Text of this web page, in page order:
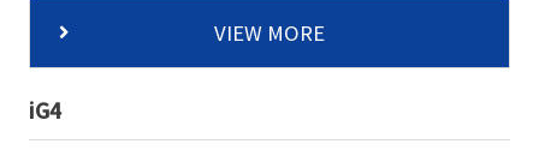
VIEW MORE
iG4